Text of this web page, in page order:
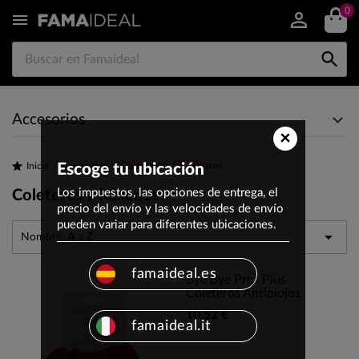
 0

Accesorios
Inicio Accesorios Coleteros / Rellenos
Coleteros / Rellenos
Nombre, A a Z 
Bye Bye Prof Plus
Coleteros Antipiojos
10,52 €
×
Escoge tu ubicación
Los impuestos, las opciones de entrega, el
precio del envío y las velocidades de envío
pueden variar para diferentes ubicaciones.
famaideal.es
famaideal.it